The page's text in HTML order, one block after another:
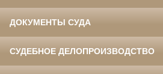
ДОКУМЕНТЫ СУДА
СУДЕБНОЕ ДЕЛОПРОИЗВОДСТВО